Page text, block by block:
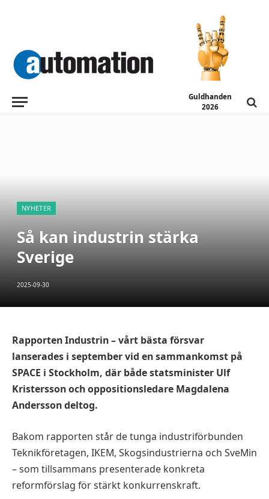
Guldhanden
2026
NYHETER
Så kan industrin stärka
Sverige
2025-09-30
Rapporten Industrin – vårt bästa försvar
lanserades i september vid en sammankomst på
SPACE i Stockholm, där både statsminister Ulf
Kristersson och oppositionsledare Magdalena
Andersson deltog.
Bakom rapporten står de tunga industriförbunden
Teknikföretagen, IKEM, Skogsindustrierna och SveMin
– som tillsammans presenterade konkreta
reformförslag för stärkt konkurrenskraft.